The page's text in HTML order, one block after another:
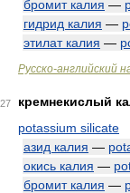
бромит калия —
гидрид калия —
этилат калия —
Русско-английский
27
кремнекислый
potassium silicate
азид калия —
окись калия —
бромит калия —